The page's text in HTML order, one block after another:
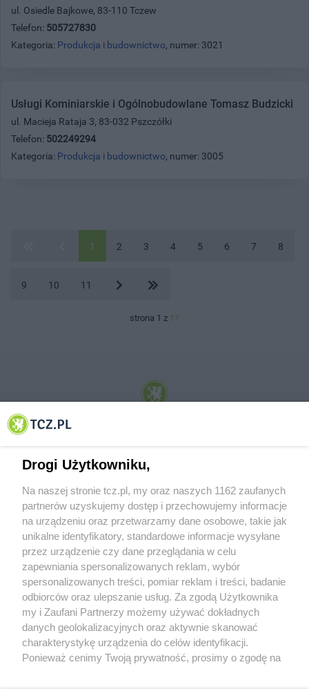
ul. Osiedle Bajkowe, 83-110 Tczew
Telefon: 505727830
Kategoria: Produkcja i budownictwo, numer: 3021
Usługi Kominiarskie i Ogólnobudowlane Tomasz Budzicki
ul. Macieja Rataja 3, 83-032 Pszczółki
Telefon: 502249294
Kategoria: Produkcja i budownictwo, numer: 3005
1 2 3 4 5 6 7 8
9 10 11
strona 1 z 11
© 2001-2026 Tczew - TCZ.PL Sp. z o.o. Internetowy Serwis Informacyjny Miasta
O FIRMIE POLITYKA PRYWATNOŚCI HOSTING
REKLAMA WSPÓŁPRACA RSS FACEBOOK KONTAKT
Nasze serwisy
Aktualności
Tcz24
Muzyka i kultura
Archiwum wydarzeń
Drogi Użytkowniku,
Na naszej stronie tcz.pl, my oraz naszych 1162 zaufanych
partnerów uzyskujemy dostęp i przechowujemy informacje
na urządzeniu oraz przetwarzamy dane osobowe, takie jak
unikalne identyfikatory, standardowe informacje wysyłane
przez urządzenie czy dane przeglądania w celu
zapewniania spersonalizowanych reklam, wybór
spersonalizowanych treści, pomiar reklam i treści, badanie
odbiorców oraz ulepszanie usług. Za zgodą Użytkownika
my i Zaufani Partnerzy możemy używać dokładnych
danych geolokalizacyjnych oraz aktywnie skanować
charakterystykę urządzenia do celów identyfikacji.
Ponieważ cenimy Twoją prywatność, prosimy o zgodę na